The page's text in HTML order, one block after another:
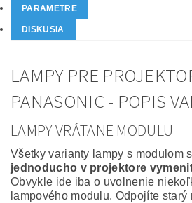
PARAMETRE
DISKUSIA
LAMPY PRE
PANASONIC - POPIS
LAMPY VRÁTANE MODULU
Všetky varianty lampy s modulom
jednoducho v projektore
Obvykle ide iba o uvolnenie
lampového modulu. Odpojíte